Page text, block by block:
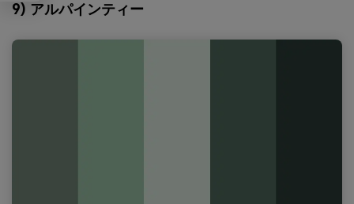
9) アルパインティー